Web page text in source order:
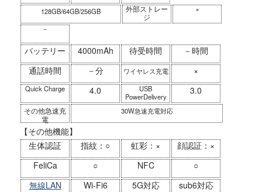
128GB/64GB/256GB
外部ストレー
ジ
×
－
バッテリー 4000mAh 待受時間
－時間
通話時間
－分 ワイヤレス充電 ×
Quick Charge 4.0
USB
PowerDelivery
3.0
その他急速充
電
30W急速充電対応
【その他機能】
生体認証
指紋：○ 虹彩：×
顔認証：×
FeliCa
○ NFC
○
無線LAN
Wi-Fi6 5G対応
sub6対応